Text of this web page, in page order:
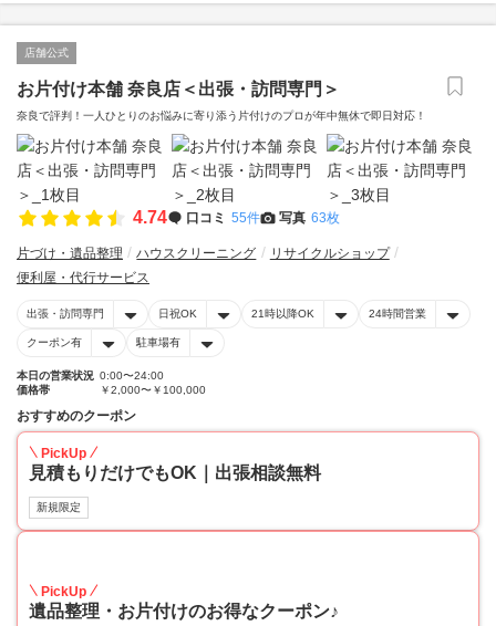
店舗公式
お片付け本舗 奈良店＜出張・訪問専門＞
奈良で評判！一人ひとりのお悩みに寄り添う片付けのプロが年中無休で即日対応！
4.74 口コミ 55件 写真 63枚
片づけ・遺品整理 ハウスクリーニング
リサイクルショップ
便利屋・代行サービス
出張・訪問専門 日祝OK 21時以降OK 24時間営業
クーポン有 駐車場有
本日の営業状況 0:00〜24:00
価格帯
￥2,000〜￥100,000
おすすめのクーポン
PickUp
見積もりだけでもOK｜出張相談無料
新規限定
PickUp
遺品整理・お片付けのお得なクーポン♪